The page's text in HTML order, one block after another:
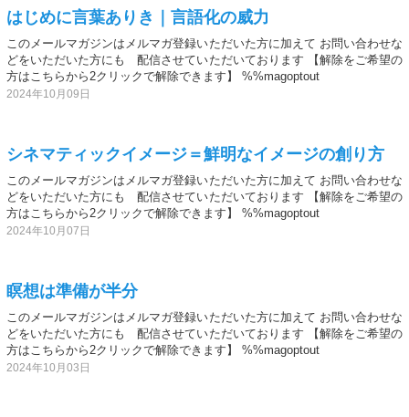
はじめに言葉ありき｜言語化の威力
このメールマガジンはメルマガ登録いただいた方に加えて お問い合わせな
どをいただいた方にも 配信させていただいております 【解除をご希望の
方はこちらから2クリックで解除できます】 %%magoptout
2024年10月09日
シネマティックイメージ＝鮮明なイメージの創り方
このメールマガジンはメルマガ登録いただいた方に加えて お問い合わせな
どをいただいた方にも 配信させていただいております 【解除をご希望の
方はこちらから2クリックで解除できます】 %%magoptout
2024年10月07日
瞑想は準備が半分
このメールマガジンはメルマガ登録いただいた方に加えて お問い合わせな
どをいただいた方にも 配信させていただいております 【解除をご希望の
方はこちらから2クリックで解除できます】 %%magoptout
2024年10月03日